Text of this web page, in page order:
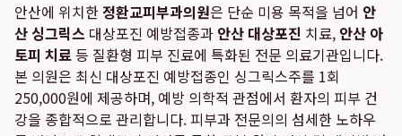
안산에 위치한정환교피부과의원은 단순 미용 목적을 넘어 안
산 싱그릭스 대상포진 예방접종과 안산 대상포진 치료, 안산 아
토피 치료 등 질환형 피부 진료에 특화된 전문 의료기관입니다.
본 의원은 최신 대상포진 예방접종인 싱그릭스주를 1회
250,000원에 제공하며, 예방 의학적 관점에서 환자의 피부 건
강을 종합적으로 관리합니다. 피부과 전문의의 섬세한 노하우